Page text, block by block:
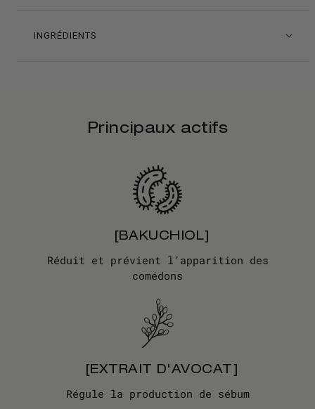
INGRÉDIENTS
Principaux actifs
[BAKUCHIOL]
Réduit et prévient l’apparition des
comédons
[EXTRAIT D'AVOCAT]
Régule la production de sébum